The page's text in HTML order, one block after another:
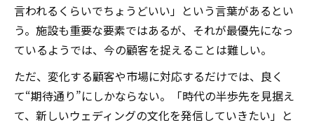
言われるくらいでちょうどいい」という言葉があるとい
う。施設も重要な要素ではあるが、それが最優先になっ
ているようでは、今の顧客を捉えることは難しい。
ただ、変化する顧客や市場に対応するだけでは、良く
て“期待通り”にしかならない。「時代の半歩先を見据え
て、新しいウェディングの文化を発信していきたい」と